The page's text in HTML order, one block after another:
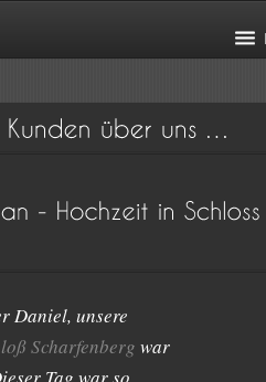
Daniel, unsere
Scharfenberg war